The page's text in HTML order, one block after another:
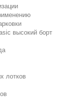
высокий борт
лотков